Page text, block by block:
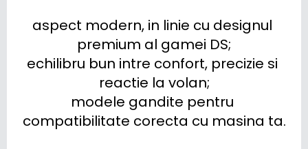
aspect modern, in linie cu designul
premium al gamei DS;
echilibru bun intre confort, precizie si
reactie la volan;
modele gandite pentru
compatibilitate corecta cu masina ta.